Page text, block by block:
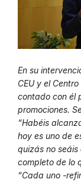
En su
CEU y el
contado con él
promociones.
“Habéis
hoy es uno de
quizás no
completo de lo
“Cada uno -